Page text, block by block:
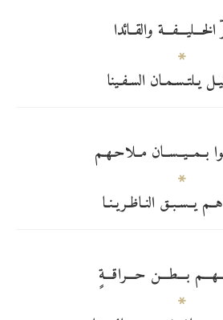
والقــائدا
يـلتـسـمـان السـفـينا
بــمــيــســان مــلاحـهـم
يــسـبـق النـاظـريـنـا
بـــطـــن حـــراقـــةٍ